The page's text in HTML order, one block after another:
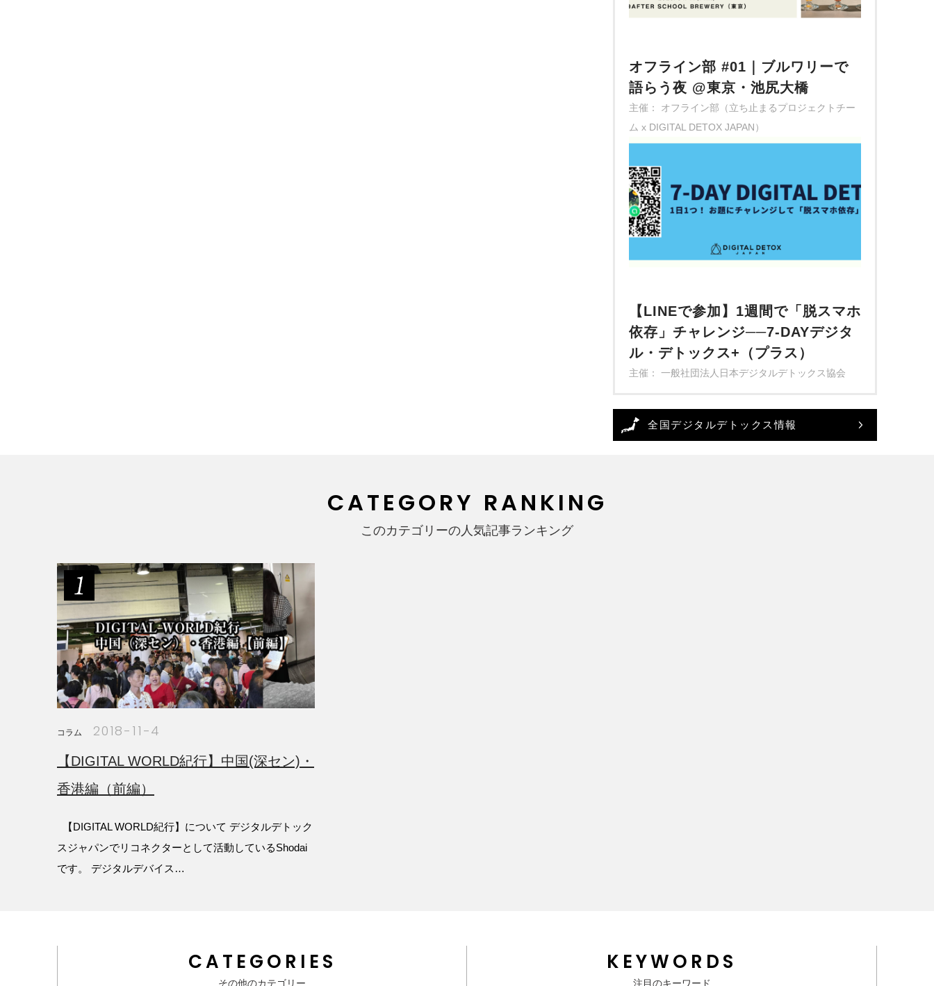
オフライン部 #01｜ブルワリーで
語らう夜 @東京・池尻大橋
主催： オフライン部（立ち止まるプロジェクトチー
ム x DIGITAL DETOX JAPAN）
【LINEで参加】1週間で「脱スマホ
依存」チャレンジ──7-DAYデジタ
ル・デトックス+（プラス）
主催： 一般社団法人日本デジタルデトックス協会
全国デジタルデトックス情報
CATEGORY RANKING
このカテゴリーの人気記事ランキング
コラム 2018-11-4
【DIGITAL WORLD紀行】中国(深セン)・
香港編（前編）
【DIGITAL WORLD紀行】について デジタルデトック
スジャパンでリコネクターとして活動しているShodai
です。 デジタルデバイス…
CATEGORIES
その他のカテゴリー
KEYWORDS
注目のキーワード